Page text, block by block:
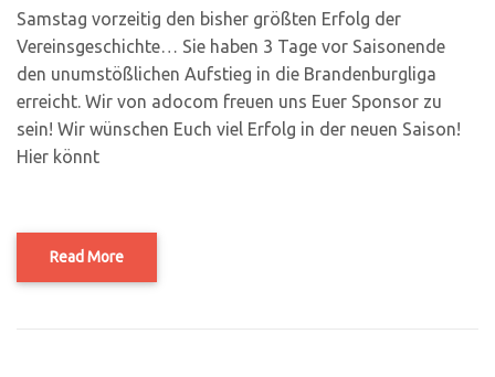
Samstag vorzeitig den bisher größten Erfolg der
Vereinsgeschichte… Sie haben 3 Tage vor Saisonende
den unumstößlichen Aufstieg in die Brandenburgliga
erreicht. Wir von adocom freuen uns Euer Sponsor zu
sein! Wir wünschen Euch viel Erfolg in der neuen Saison!
Hier könnt
Read More